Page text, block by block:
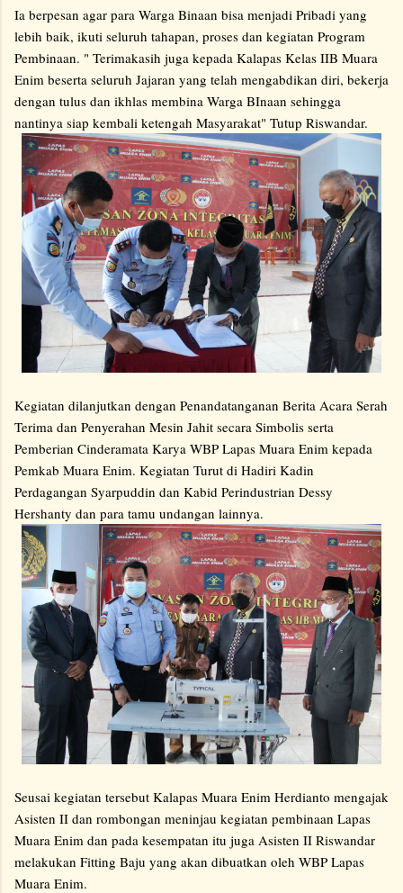
Ia berpesan agar para Warga Binaan bisa menjadi Pribadi yang
lebih baik, ikuti seluruh tahapan, proses dan kegiatan Program
Pembinaan. " Terimakasih juga kepada Kalapas Kelas IIB Muara
Enim beserta seluruh Jajaran yang telah mengabdikan diri, bekerja
dengan tulus dan ikhlas membina Warga BInaan sehingga
nantinya siap kembali ketengah Masyarakat" Tutup Riswandar.
Kegiatan dilanjutkan dengan Penandatanganan Berita Acara Serah
Terima dan Penyerahan Mesin Jahit secara Simbolis serta
Pemberian Cinderamata Karya WBP Lapas Muara Enim kepada
Pemkab Muara Enim. Kegiatan Turut di Hadiri Kadin
Perdagangan Syarpuddin dan Kabid Perindustrian Dessy
Hershanty dan para tamu undangan lainnya.
Seusai kegiatan tersebut Kalapas Muara Enim Herdianto mengajak
Asisten II dan rombongan meninjau kegiatan pembinaan Lapas
Muara Enim dan pada kesempatan itu juga Asisten II Riswandar
melakukan Fitting Baju yang akan dibuatkan oleh WBP Lapas
Muara Enim.